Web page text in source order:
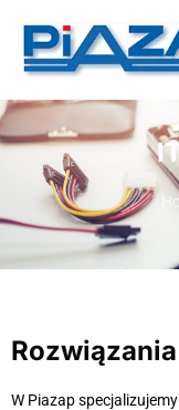
W Piazap